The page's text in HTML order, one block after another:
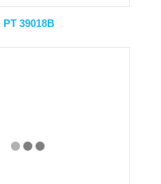
PT 39018B